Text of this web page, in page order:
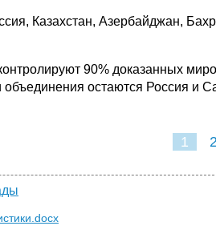
Казахстан, Азербайджан,
90% доказанных
остаются Россия и
1